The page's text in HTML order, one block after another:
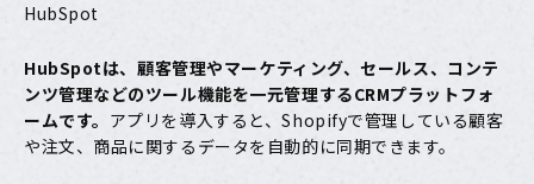
HubSpot
HubSpotは、顧客管理やマーケティング、セールス、コンテ
ンツ管理などのツール機能を一元管理するCRMプラットフォ
ームです。 アプリを導入すると、Shopifyで管理している顧客
や注文、商品に関するデータを自動的に同期できます。